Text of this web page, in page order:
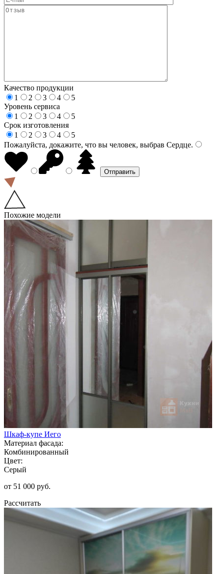
Качество продукции
1
2 3 4
5
Уровень сервиса
1
2 3 4
5
Срок изготовления
1
2 3 4
5
Пожалуйста, докажите, что вы человек, выбрав Сердце.
Похожие модели
Шкаф-купе Иего
Материал фасада:
Комбинированный
Цвет:
Серый
от 51 000 руб.
Рассчитать